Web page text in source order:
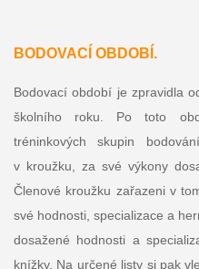
BODOVACÍ OBDOBÍ.
Bodovací období je zpravidla
školního roku. Po toto
tréninkových skupin
v kroužku, za své výkony
Členové kroužku zařazeni v
své hodnosti, specializace a
dosažené hodnosti a
knížky. Na určené listy si pak